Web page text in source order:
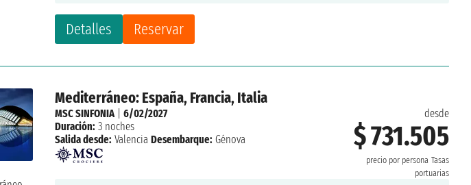
Detalles Reservar
Mediterráneo: España, Francia, Italia
desde
$ 731.505
precio por persona Tasas
portuarias
MSC SINFONIA| 6/02/2027
Duración: 3 noches
Salida desde: Valencia Desembarque: Génova